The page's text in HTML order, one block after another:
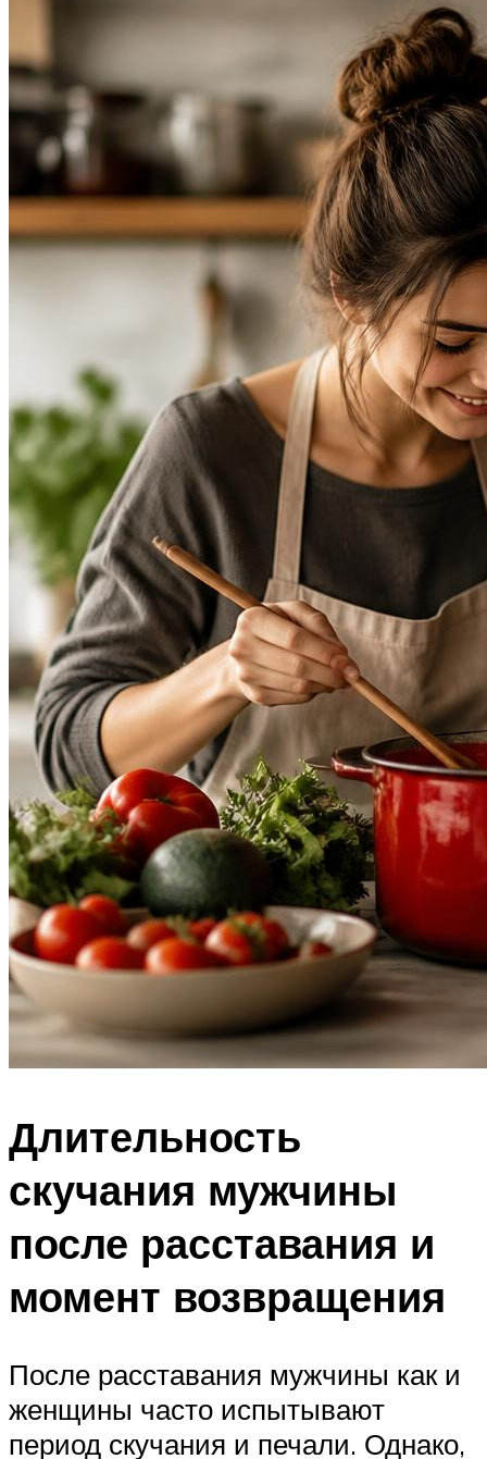
Длительность
скучания мужчины
после расставания и
момент возвращения
После расставания мужчины как и
женщины часто испытывают
период скучания и печали. Однако,